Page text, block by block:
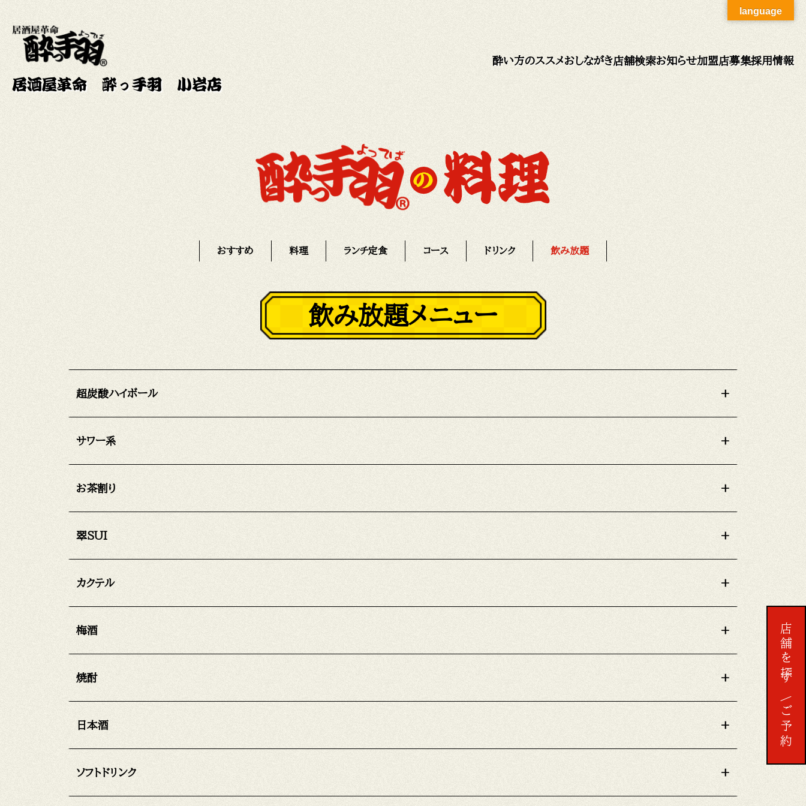
居酒屋革命 酔っ手羽 小岩店
酔い方のススメおしながき店舗検索お知らせ加盟店募集採用情報
予約する
おすすめ 料理 ランチ定食 コース ドリンク 飲み放題
飲み放題メニュー
超炭酸ハイボール +
サワー系 +
お茶割り +
翠SUI +
カクテル +
梅酒 +
焼酎 +
日本酒 +
ソフトドリンク +
店舗を探す
ご予約
language